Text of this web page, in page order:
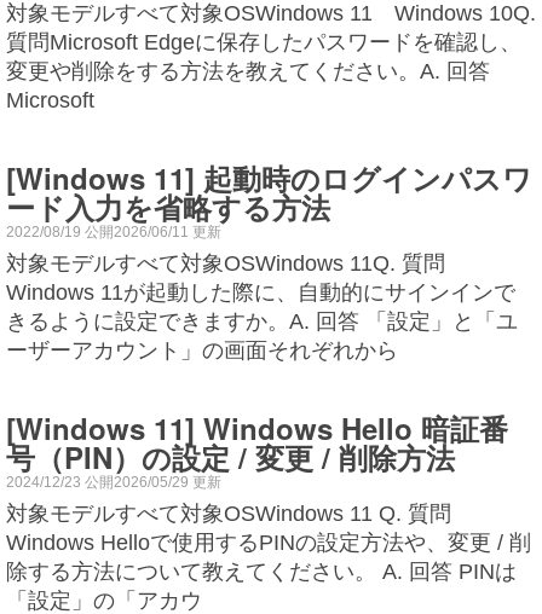
対象モデルすべて対象OSWindows 11 Windows 10Q.
質問Microsoft Edgeに保存したパスワードを確認し、
変更や削除をする方法を教えてください。A. 回答
Microsoft
[Windows 11] 起動時のログインパスワ
ード入力を省略する方法
2022/08/19 公開2026/06/11 更新
対象モデルすべて対象OSWindows 11Q. 質問
Windows 11が起動した際に、自動的にサインインで
きるように設定できますか。A. 回答 「設定」と「ユ
ーザーアカウント」の画面それぞれから
[Windows 11] Windows Hello 暗証番
号（PIN）の設定 / 変更 / 削除方法
2024/12/23 公開2026/05/29 更新
対象モデルすべて対象OSWindows 11 Q. 質問
Windows Helloで使用するPINの設定方法や、変更 / 削
除する方法について教えてください。 A. 回答 PINは
「設定」の「アカウ